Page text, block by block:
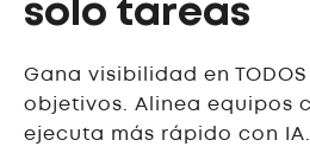
solo tareas
Gana visibilidad en
objetivos. Alinea equipos
ejecuta más rápido con IA.